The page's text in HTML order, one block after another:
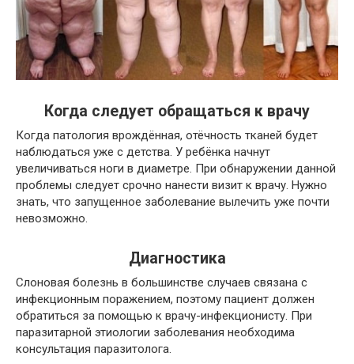
Когда следует обращаться к врачу
Когда патология врождённая, отёчность тканей будет
наблюдаться уже с детства. У ребёнка начнут
увеличиваться ноги в диаметре. При обнаружении данной
проблемы следует срочно нанести визит к врачу. Нужно
знать, что запущенное заболевание вылечить уже почти
невозможно.
Диагностика
Слоновая болезнь в большинстве случаев связана с
инфекционным поражением, поэтому пациент должен
обратиться за помощью к врачу-инфекционисту. При
паразитарной этиологии заболевания необходима
консультация паразитолога.